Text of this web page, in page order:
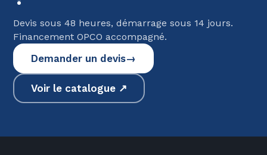
Devis sous 48 heures, démarrage sous 14 jours.
Financement OPCO accompagné.
Demander un devis→
Voir le catalogue ↗